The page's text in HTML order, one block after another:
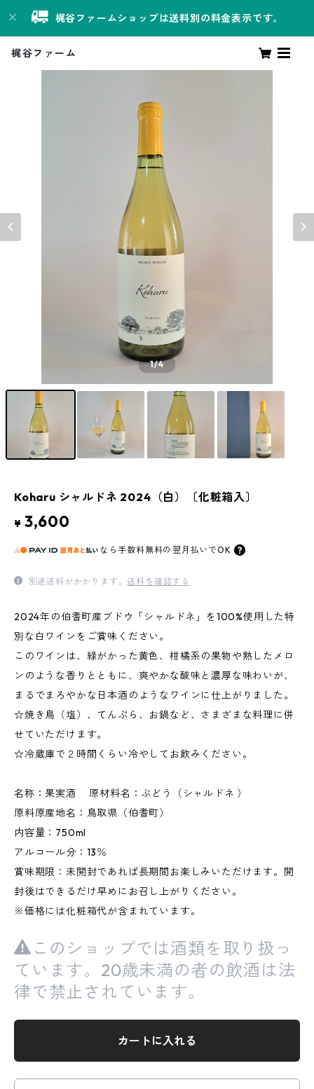
梶谷ファームショップは送料別の料金表示です。
梶谷ファーム
1/4
Koharu シャルドネ 2024（白）〔化粧箱入〕
¥ 3,600
なら 手数料無料の 翌月払いでOK
別途送料がかかります。送料を確認する
2024年の伯耆町産ブドウ「シャルドネ」を100%使用した特
別な白ワインをご賞味ください。
このワインは、緑がかった黄色、柑橘系の果物や熟したメロ
ンのような香りとともに、爽やかな酸味と濃厚な味わいが、
まるでまろやかな日本酒のようなワインに仕上がりました。
☆焼き鳥（塩）、てんぷら、お鍋など、さまざまな料理に併
せていただけます。
☆冷蔵庫で２時間くらい冷やしてお飲みください。
名称：果実酒 原材料名：ぶどう（シャルドネ ）
原料原産地名：鳥取県（伯耆町）
内容量：750ml
アルコール分：13％
賞味期限：未開封であれば長期間お楽しみいただけます。開
封後はできるだけ早めにお召し上がりください。
※価格には化粧箱代が含まれています。
このショップでは酒類を取り扱っ
ています。20歳未満の者の飲酒は法
律で禁止されています。
カートに入れる